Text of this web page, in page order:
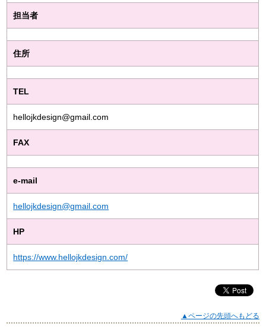
担当者
住所
TEL
hellojkdesign@gmail.com
FAX
e-mail
hellojkdesign@gmail.com
HP
https://www.hellojkdesign.com/
▲ページの先頭へもどる